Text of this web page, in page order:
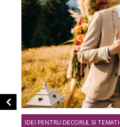
IDEI PENTRU DECORUL SI